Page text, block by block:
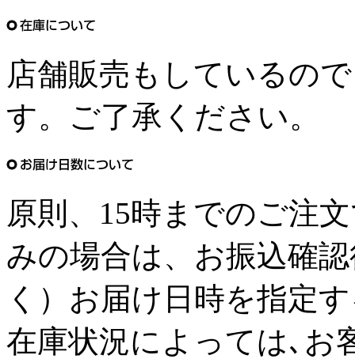
店舗販売もしているの
す。ご了承ください。
原則、15時までのご注
みの場合は、お振込確
く）お届け日時を指定
在庫状況によっては､お